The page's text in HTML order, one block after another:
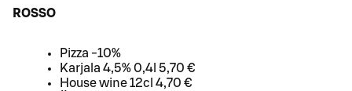
ROSSO
Pizza -10%
Karjala 4,5% 0,4l 5,70 €
House wine 12cl 4,70 €